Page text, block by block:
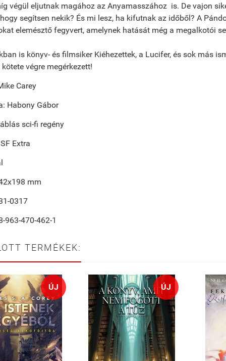
végül eljutnak magához az Anyamasszához is. De vajon
segítsen nekik? És mi lesz, ha kifutnak az időből? A
elemésztő fegyvert, amelynek hatását még a megalkotói
is könyv- és filmsiker Kiéhezettek, a Lucifer, és sok más
végre megérkezett!
Carey
Habony Gábor
sci-fi regény
Extra
mm
0317
963-470-462-1
TERMÉKEK:
ÚJ ÚJ